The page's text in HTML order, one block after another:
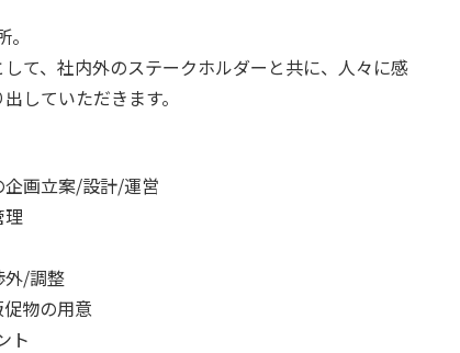
て、社内外のステークホルダーと共に、人々に感
していただきます。
企画立案/設計/運営
理
外/調整
物の用意
ト